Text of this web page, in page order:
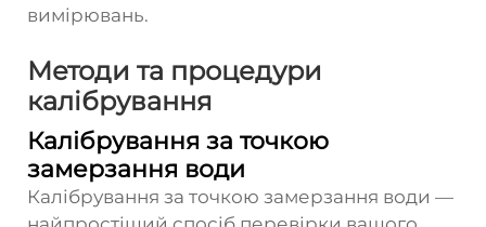
вимірювань.
Методи та процедури
калібрування
Калібрування за точкою
замерзання води
Калібрування за точкою замерзання води —